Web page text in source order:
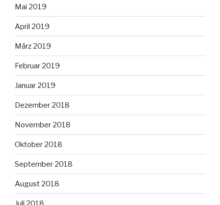
Mai 2019
April 2019
März 2019
Februar 2019
Januar 2019
Dezember 2018
November 2018
Oktober 2018
September 2018
August 2018